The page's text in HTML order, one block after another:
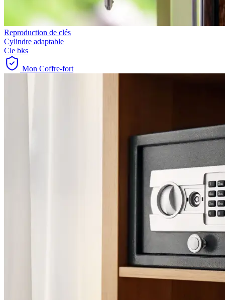
Reproduction de clés
Cylindre adaptable
Cle bks
Mon Coffre-fort